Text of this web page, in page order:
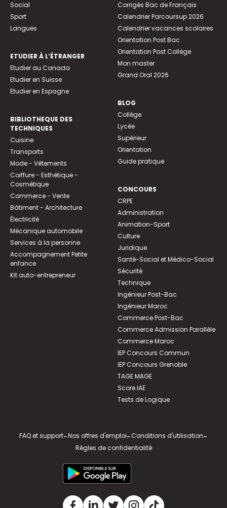
Social
Sport
Langues
ETUDIER À L’ÉTRANGER
Etudier au Canada
Etudier en Suisse
Etudier en Espagne
BIBLIOTHEQUE DES
TECHNIQUES
Cuisine
Transports
Mode - Vêtements
Coiffure - Esthétique -
Cosmétique
Commerce - Vente
Bâtiment - Architecture
Électricité
Mécanique automobile
Services à la personne
Accompagnement Petite
enfance
Kit auto-entrepreneur
Corrigés Bac de Français
Calendrier Parcoursup 2026
Calendrier vacances scolaires
Orientation Post Bac
Orientation Post Collège
Mon master
Grand Oral 2026
BLOG
Collège
Lycée
Supérieur
Orientation
Guide pratique
CONCOURS
CRPE
Administration
Animation-Sport
Culture
Juridique
Santé-Social et Médico-Social
Sécurité
Technique
Ingénieur Post-Bac
Ingénieur Maroc
Commerce Post-Bac
Commerce Admission Parallèle
Commerce Maroc
IEP Concours Commun
IEP Concours Grenoble
TAGE MAGE
Score IAE
Tests de Logique
FAQ et support-Nos offres d'emploi-Conditions d'utilisation-
Règles de confidentialité